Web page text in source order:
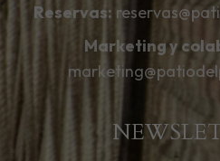
Reservas:
Marketing y